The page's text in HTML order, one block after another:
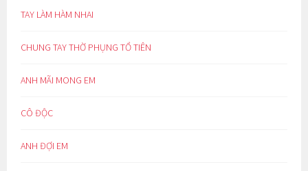
TAY LÀM HÀM NHAI
CHUNG TAY THỜ PHỤNG TỔ TIÊN
ANH MÃI MONG EM
CÔ ĐỘC
ANH ĐỢI EM